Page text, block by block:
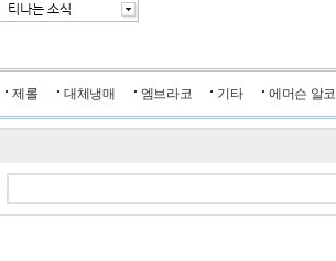
티나는 소식
제롤 대체냉매 엠브라코 기타 에머슨 알코